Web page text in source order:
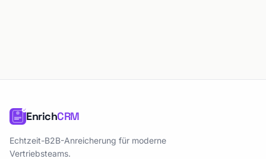
EnrichCRM
Echtzeit-B2B-Anreicherung für moderne
Vertriebsteams.